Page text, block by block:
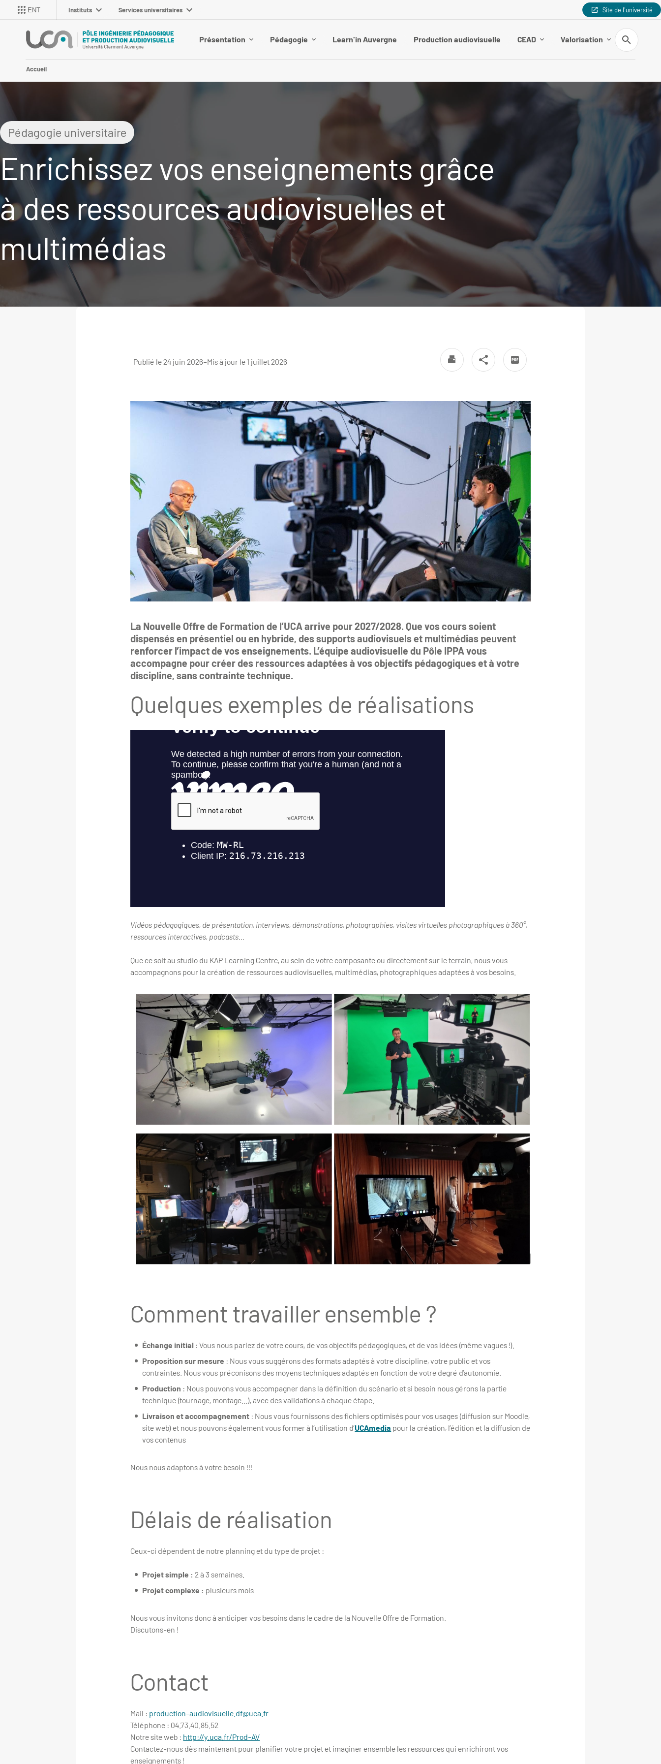
ENT Instituts Services universitaires Site de l'université
Présentation Pédagogie Learn'in Auvergne Production audiovisuelle CEAD Valorisation
Recherche
Accueil
Pédagogie universitaire
Enrichissez vos enseignements grâce
à des ressources audiovisuelles et
multimédias
Publié le 24 juin 2026–Mis à jour le 1 juillet 2026
La Nouvelle Offre de Formation de l’UCA arrive pour 2027/2028. Que vos cours soient
dispensés en présentiel ou en hybride, des supports audiovisuels et multimédias peuvent
renforcer l’impact de vos enseignements. L’équipe audiovisuelle du Pôle IPPA vous
accompagne pour créer des ressources adaptées à vos objectifs pédagogiques et à votre
discipline, sans contrainte technique.
Quelques exemples de réalisations
Vidéos pédagogiques, de présentation, interviews, démonstrations, photographies, visites virtuelles photographiques à 360°,
ressources interactives, podcasts…
Que ce soit au studio du KAP Learning Centre, au sein de votre composante ou directement sur le terrain, nous vous
accompagnons pour la création de ressources audiovisuelles, multimédias, photographiques adaptées à vos besoins.
Comment travailler ensemble ?
Échange initial : Vous nous parlez de votre cours, de vos objectifs pédagogiques, et de vos idées (même vagues !).
Proposition sur mesure : Nous vous suggérons des formats adaptés à votre discipline, votre public et vos
contraintes. Nous vous préconisons des moyens techniques adaptés en fonction de votre degré d’autonomie.
Production : Nous pouvons vous accompagner dans la définition du scénario et si besoin nous gérons la partie
technique (tournage, montage…), avec des validations à chaque étape.
Livraison et accompagnement : Nous vous fournissons des fichiers optimisés pour vos usages (diffusion sur Moodle,
site web) et nous pouvons également vous former à l’utilisation d’UCAmedia pour la création, l’édition et la diffusion de
vos contenus
Nous nous adaptons à votre besoin !!!
Délais de réalisation
Ceux-ci dépendent de notre planning et du type de projet :
Projet simple : 2 à 3 semaines.
Projet complexe : plusieurs mois
Nous vous invitons donc à anticiper vos besoins dans le cadre de la Nouvelle Offre de Formation.
Discutons-en !
Contact
Mail : production-audiovisuelle.df@uca.fr
Téléphone : 04.73.40.85.52
Notre site web : http://y.uca.fr/Prod-AV
Contactez-nous dès maintenant pour planifier votre projet et imaginer ensemble les ressources qui enrichiront vos
enseignements !